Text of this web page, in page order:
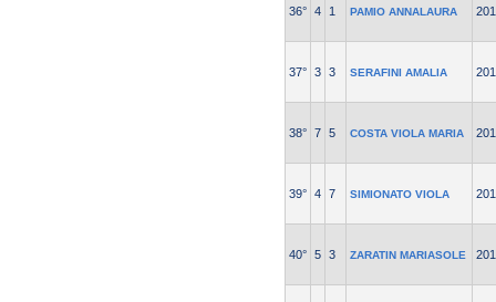
36° 4 1 PAMIO ANNALAURA
37° 3 3 SERAFINI AMALIA
38° 7 5 COSTA VIOLA MARIA
39° 4 7 SIMIONATO VIOLA
40° 5 3 ZARATIN MARIASOLE